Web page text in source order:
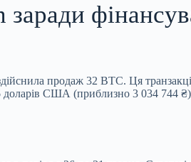
продаж 32 BTC. Ця
доларів США (приблизно 3 034 744